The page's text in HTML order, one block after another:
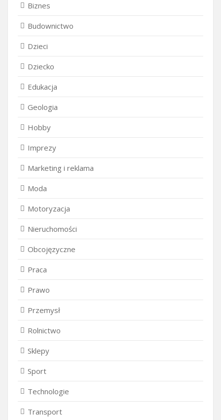
Biznes
Budownictwo
Dzieci
Dziecko
Edukacja
Geologia
Hobby
Imprezy
Marketing i reklama
Moda
Motoryzacja
Nieruchomości
Obcojęzyczne
Praca
Prawo
Przemysł
Rolnictwo
Sklepy
Sport
Technologie
Transport